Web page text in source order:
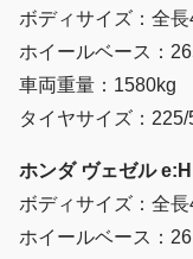
ボディサイズ：全
ホイールベース：
車両重量：1580kg
タイヤサイズ：225/
ホンダ ヴェゼル
ボディサイズ：全
ホイールベース：